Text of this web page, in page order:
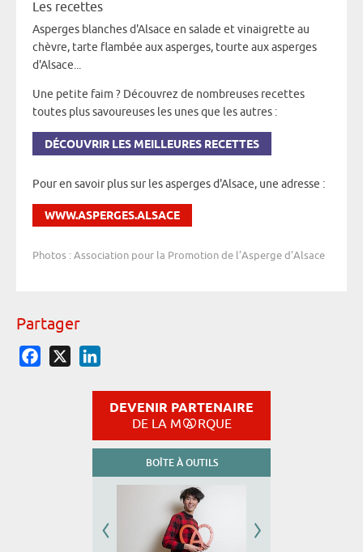
Les recettes
Asperges blanches d'Alsace en salade et vinaigrette au
chèvre, tarte flambée aux asperges, tourte aux asperges
d'Alsace...
Une petite faim ? Découvrez de nombreuses recettes
toutes plus savoureuses les unes que les autres :
DÉCOUVRIR LES MEILLEURES RECETTES
Pour en savoir plus sur les asperges d'Alsace, une adresse :
WWW.ASPERGES.ALSACE
Photos : Association pour la Promotion de l’Asperge d’Alsace
Partager
Facebook
DEVENIR PARTENAIRE
DE LA M RQUE
BOÎTE À OUTILS